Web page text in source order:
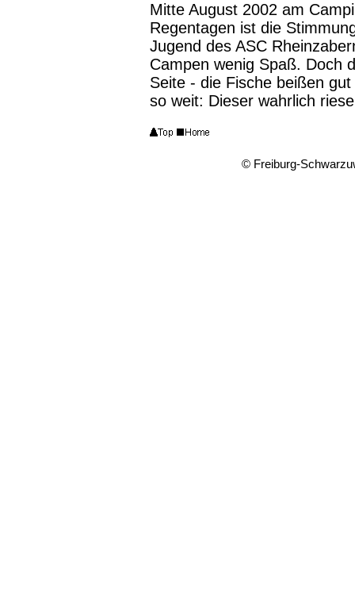
Mitte August 2002 am
Regentagen ist die
Jugend des ASC
Campen wenig Spaß. Doch
Seite - die Fische beißen
so weit: Dieser wahrlich
© Freiburg-